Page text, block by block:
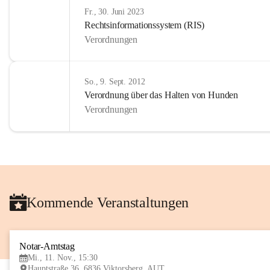
Fr., 30. Juni 2023
Rechtsinformationssystem (RIS)
Verordnungen
So., 9. Sept. 2012
Verordnung über das Halten von Hunden
Verordnungen
Kommende Veranstaltungen
Notar-Amtstag
Mi., 11. Nov., 15:30